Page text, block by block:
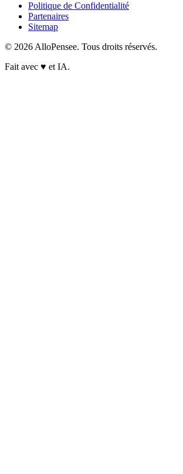
Politique de Confidentialité
Partenaires
Sitemap
© 2026 AlloPensee. Tous droits réservés.
Fait avec ♥ et IA.